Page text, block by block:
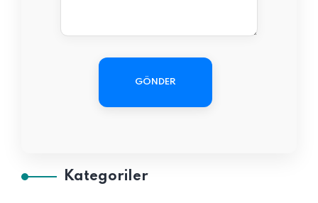
GÖNDER
Kategoriler